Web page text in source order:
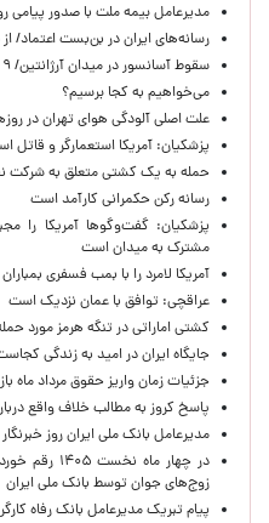
مدیرعامل بیمه ملت با صدور پیامی
رسانه‌های ایران در بن‌بست اعتماد/ از
سقوط آسانسور در میدان آرژانتین/ ۹ نفر مصدوم شدند
می‌خواهیم به کجا برسیم؟
علت اصلی آلودگی هوای تهران در
پزشکیان: آمریکا استعمارگر و قاتل
حمله به یک کشتی متعلق به شرکت
رسانه رکن حکمرانی کارآمد است
پزشکیان: گفت‌وگوها آمریکا را
مشترک به میدان است
آمریکا لامرد را با بمب فسفری
عراقچی: توافق با عمان نزدیک است
کشتی اماراتی در تنگه هرمز مورد
جایگاه ایران در امید به زندگی
جزئیات زمان واریز حقوق مرداد ماه
پاسخ کروز به مطالب خلاف واقع
مدیرعامل بانک ملی ایران روز
زوج‌های جوان توسط بانک ملی ایران
پیام تبریک مدیرعامل بانک رفاه